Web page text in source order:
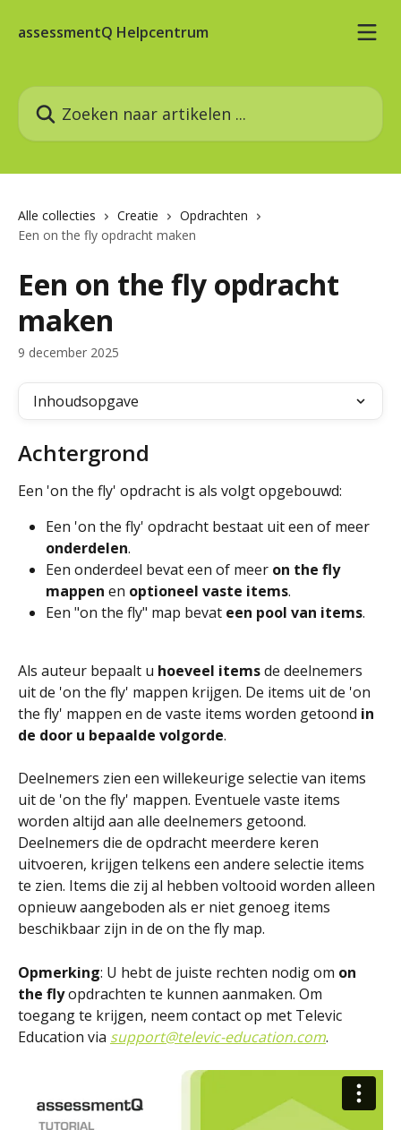
assessmentQ Helpcentrum
Zoeken naar artikelen ...
Alle collecties Creatie
Opdrachten
Een on the fly opdracht maken
Een on the fly opdracht
maken
9 december 2025
Inhoudsopgave
Achtergrond
Een 'on the fly' opdracht is als volgt opgebouwd:
Een 'on the fly' opdracht bestaat uit een of meer
onderdelen.
Een onderdeel bevat een of meer on the fly
mappen en optioneel vaste items.
Een "on the fly" map bevat een pool van items.
Als auteur bepaalt u hoeveel items de deelnemers
uit de 'on the fly' mappen krijgen. De items uit de 'on
the fly' mappen en de vaste items worden getoond in
de door u bepaalde volgorde.
Deelnemers zien een willekeurige selectie van items
uit de 'on the fly' mappen. Eventuele vaste items
worden altijd aan alle deelnemers getoond.
Deelnemers die de opdracht meerdere keren
uitvoeren, krijgen telkens een andere selectie items
te zien. Items die zij al hebben voltooid worden alleen
opnieuw aangeboden als er niet genoeg items
beschikbaar zijn in de on the fly map.
Opmerking: U hebt de juiste rechten nodig om on
the fly opdrachten te kunnen aanmaken. Om
toegang te krijgen, neem contact op met Televic
Education via support@televic-education.com.